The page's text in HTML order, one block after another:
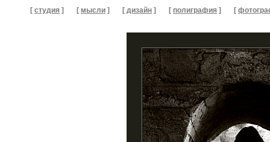
[ студия ] [ мысли ] [ дизайн ] [ полиграфия ] [